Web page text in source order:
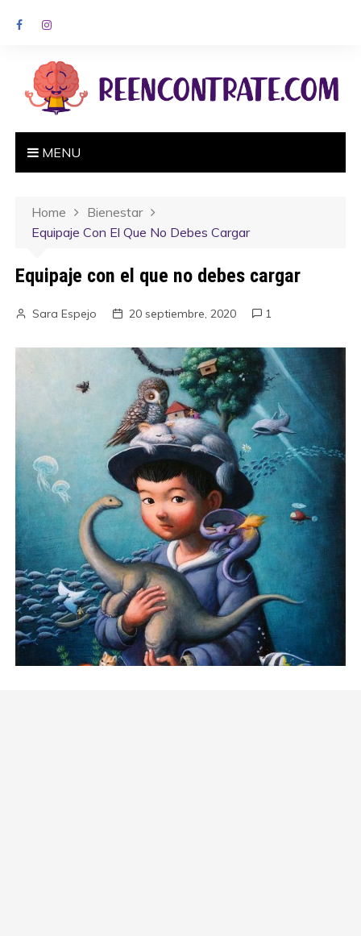
MENU
Home
Bienestar
Equipaje Con El Que No Debes Cargar
Equipaje con el que no debes cargar
Sara Espejo 20 septiembre, 2020 1